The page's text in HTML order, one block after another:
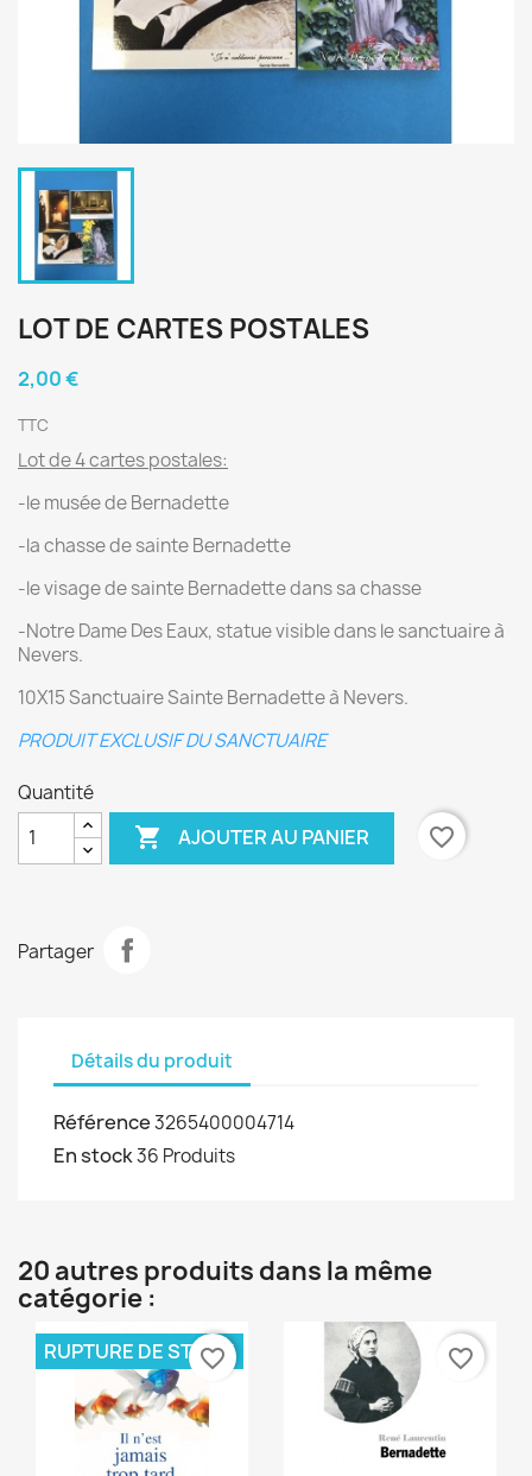
LOT DE CARTES POSTALES
2,00 €
TTC
Lot de 4 cartes postales:
-le musée de Bernadette
-la chasse de sainte Bernadette
-le visage de sainte Bernadette dans sa chasse
-Notre Dame Des Eaux, statue visible dans le sanctuaire à
Nevers.
10X15 Sanctuaire Sainte Bernadette à Nevers.
PRODUIT EXCLUSIF DU SANCTUAIRE
Quantité
 AJOUTER AU PANIER favorite_border
Partager
Détails du produit
Référence3265400004714
En stock36 Produits
20 autres produits dans la même
catégorie :
RUPTURE DE STOCK
favorite_border favorite_border